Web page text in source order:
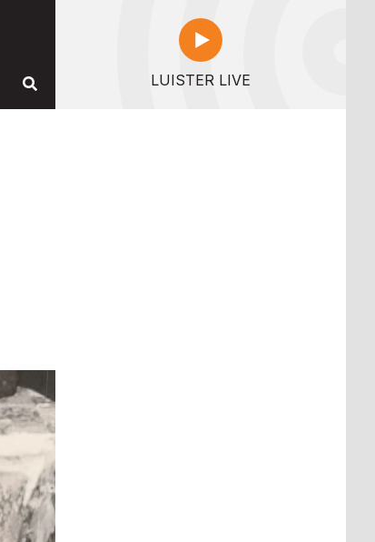
LUISTER LIVE